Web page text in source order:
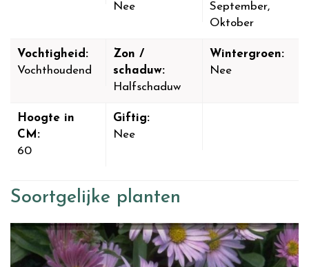
Nee
September,
Oktober
Vochtigheid:
Vochthoudend
Zon /
schaduw:
Halfschaduw
Wintergroen:
Nee
Hoogte in
CM:
60
Giftig:
Nee
Soortgelijke planten